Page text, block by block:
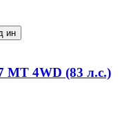
ин
MT 4WD (83 л.с.)